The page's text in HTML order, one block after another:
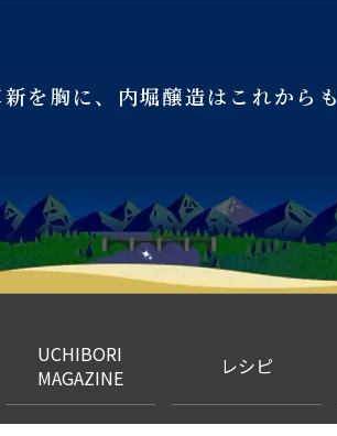
を胸に、 内堀醸造はこれからも
UCHIBORI
MAGAZINE
レシピ